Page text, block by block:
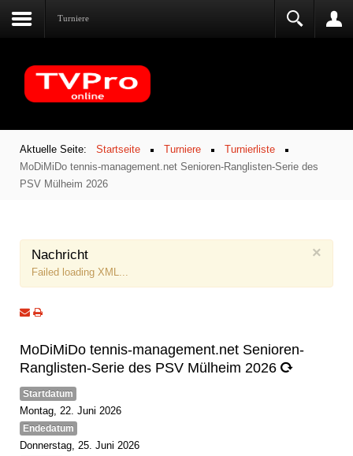
Turniere
Aktuelle Seite: Startseite Turniere
Turnierliste
MoDiMiDo tennis-management.net Senioren-Ranglisten-Serie des
PSV Mülheim 2026
×
Nachricht
Failed loading XML...
MoDiMiDo tennis-management.net Senioren-
Ranglisten-Serie des PSV Mülheim 2026
Startdatum
Montag, 22. Juni 2026
Endedatum
Donnerstag, 25. Juni 2026